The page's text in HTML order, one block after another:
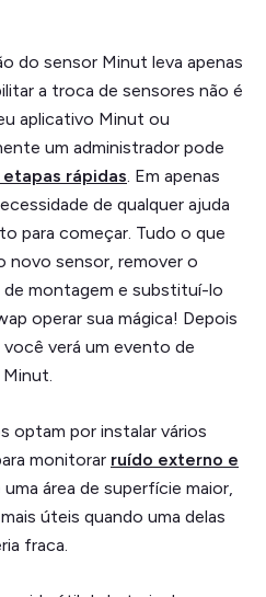
do sensor Minut leva apenas
a troca de sensores não é
aplicativo Minut ou
um administrador pode
etapas rápidas . Em apenas
de qualquer ajuda
para começar. Tudo o que
novo sensor, remover o
montagem e substituí-lo
operar sua mágica! Depois
verá um evento de
optam por instalar vários
monitorar ruído externo e
uma área de superfície maior,
úteis quando uma delas
fraca.